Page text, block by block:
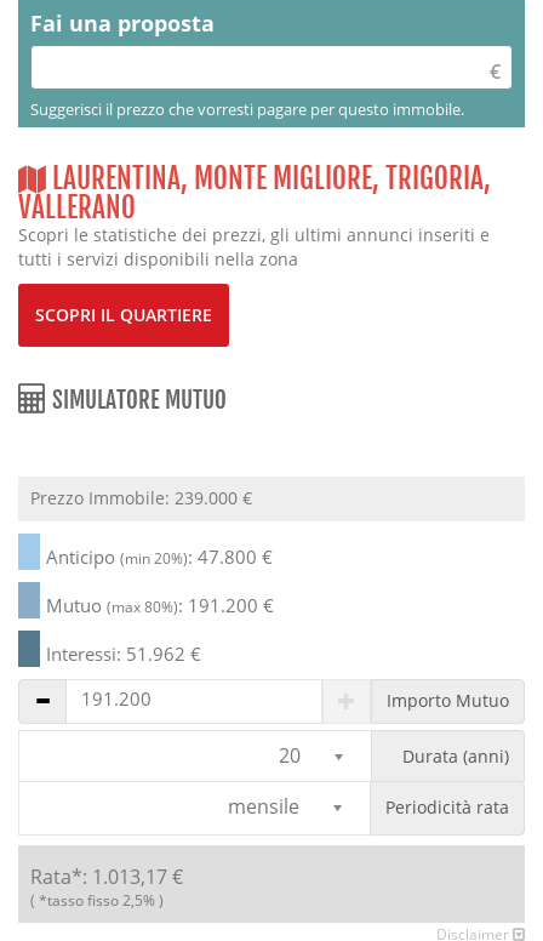
Fai una proposta
Suggerisci il prezzo che vorresti pagare per questo immobile.
LAURENTINA, MONTE MIGLIORE, TRIGORIA,
VALLERANO
Scopri le statistiche dei prezzi, gli ultimi annunci inseriti e
tutti i servizi disponibili nella zona
SCOPRI IL QUARTIERE
SIMULATORE MUTUO
Prezzo Immobile: 239.000 €
Anticipo (min 20%): 47.800 €
Mutuo (max 80%): 191.200 €
Interessi: 51.962 €
Importo Mutuo
20 Durata (anni)
mensile Periodicità rata
Rata*: 1.013,17€
( *tasso fisso 2,5% )
Disclaimer